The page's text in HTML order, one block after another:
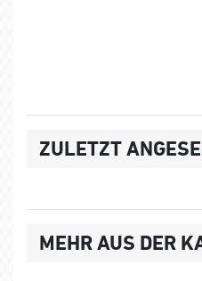
ZULETZT
MEHR AUS DER